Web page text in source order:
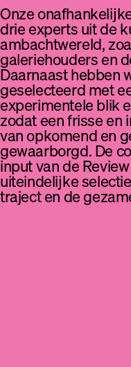
Onze
drie experts uit de
ambachtwereld,
galeriehouders en
Daarnaast hebben
geselecteerd met
experimentele blik
zodat een frisse en
van opkomend en
gewaarborgd. De
input van de
uiteindelijke
traject en de